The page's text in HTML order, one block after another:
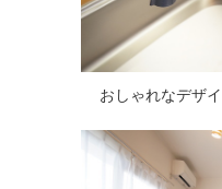
おしゃれなデザ